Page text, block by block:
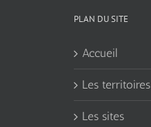
PLAN DU SITE
Accueil
Les territoires
Les sites